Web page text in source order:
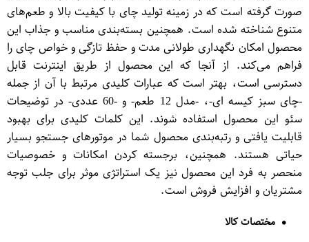
صورت گرفته است که در زمینه تولید چای با کیفیت بالا و طعم‌های
متنوع شناخته شده است. همچنین بسته‌بندی مناسب و جذاب این
محصول امکان نگهداری طولانی مدت و حفظ تازگی و خواص چای را
فراهم می‌کند. از آنجا که این محصول از طریق اینترنت قابل
دسترسی است، بهتر است که عبارات کلیدی مرتبط با آن از جمله
-چای سبز کیسه ای-، -مدل 12 طعم- و -60 عددی- در توضیحات
سئو این محصول استفاده شوند. این کلمات کلیدی برای بهبود
قابلیت یافتی و رتبه‌بندی محصول شما در موتورهای جستجو بسیار
حیاتی هستند. همچنین، برجسته کردن امکانات و خصوصیات
منحصر به فرد این محصول نیز یک استراتژی موثر برای جلب توجه
مشتریان و افزایش فروش است.
مختصات کالا